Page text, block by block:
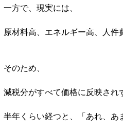
一方で、現実には、
原材料高、エネルギー高、人件
そのため、
減税分がすべて価格に反映され
半年くらい経つと、「あれ、あ